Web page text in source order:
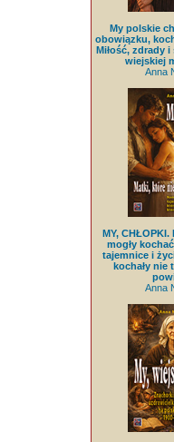
My polskie
obowiązku,
Miłość, zdrady
wiejskiej
Anna
MY,
mogły
tajemnice i
kochały nie
Anna